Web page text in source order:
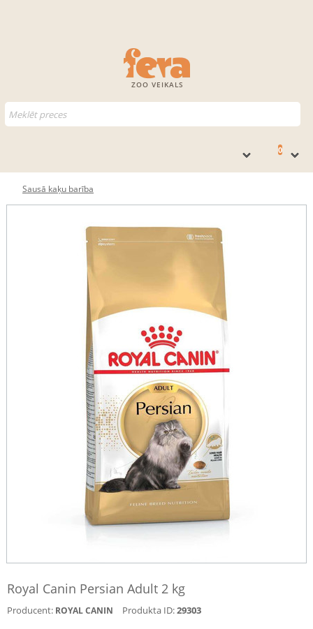
ZOO VEIKALS
0
Sausā kaķu barība
Royal Canin Persian Adult 2 kg
Producent: ROYAL CANIN Produkta ID:29303